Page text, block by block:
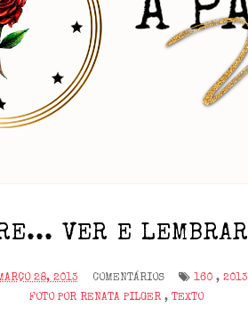
VER E LEMBRAR
28, 2013 COMENTÁRIOS 160, 2013
FOTO POR RENATA PILGER , TEXTO